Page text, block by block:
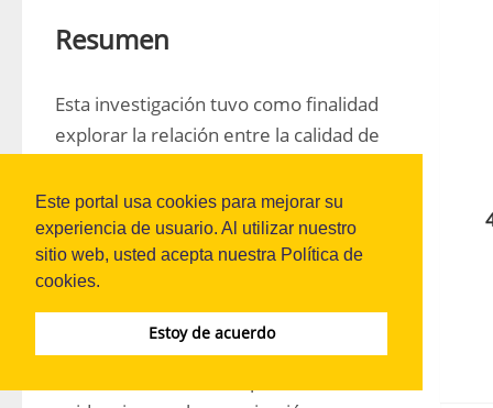
Este portal usa cookies para mejorar su
experiencia de usuario. Al utilizar nuestro
sitio web, usted acepta nuestra Política de
cookies.
Estoy de acuerdo
Resumen
Esta investigación tuvo como finalidad
explorar la relación entre la calidad de
organizacional, en un entorno permeado
por el virus SARS-CoV-2, en el marco de
una empresa del sector eléctrico
colombiano, a través un diseño no
experimental, transaccional,
correlacional/causal con un enfoque